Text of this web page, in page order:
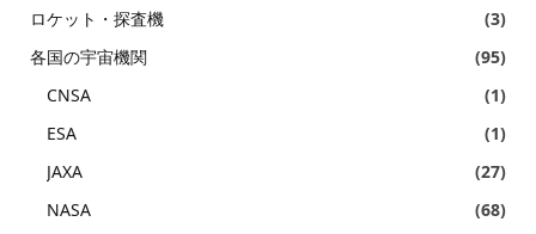
ロケット・探査機
(3)
各国の宇宙機関
(95)
CNSA
(1)
ESA
(1)
JAXA
(27)
NASA
(68)